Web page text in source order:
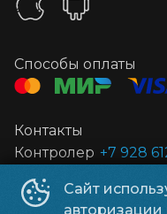
Сайт
авторизации
Способы оплаты
Контакты
Контролер +7 928